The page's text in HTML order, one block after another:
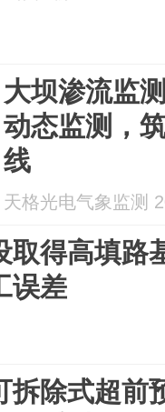
大坝渗流监
动态监测，
线
天格光电气象监测
取得高填路
误差
拆除式超前